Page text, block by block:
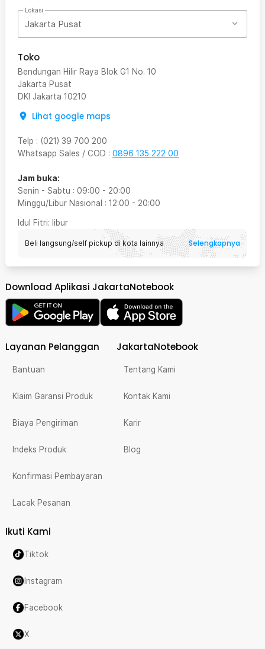
Lokasi
Jakarta Pusat
Toko
Bendungan Hilir Raya Blok G1 No. 10
Jakarta Pusat
DKI Jakarta 10210
Lihat google maps
Telp : (021) 39 700 200
Whatsapp Sales / COD : 0896 135 222 00
Jam buka:
Senin - Sabtu : 09:00 - 20:00
Minggu/Libur Nasional : 12:00 - 20:00
Idul Fitri: libur
Beli langsung/self pickup di kota lainnya Selengkapnya
Download Aplikasi JakartaNotebook
Layanan Pelanggan
Bantuan
Klaim Garansi Produk
Biaya Pengiriman
Indeks Produk
Konfirmasi Pembayaran
Lacak Pesanan
JakartaNotebook
Tentang Kami
Kontak Kami
Karir
Blog
Ikuti Kami
Tiktok
Instagram
Facebook
X